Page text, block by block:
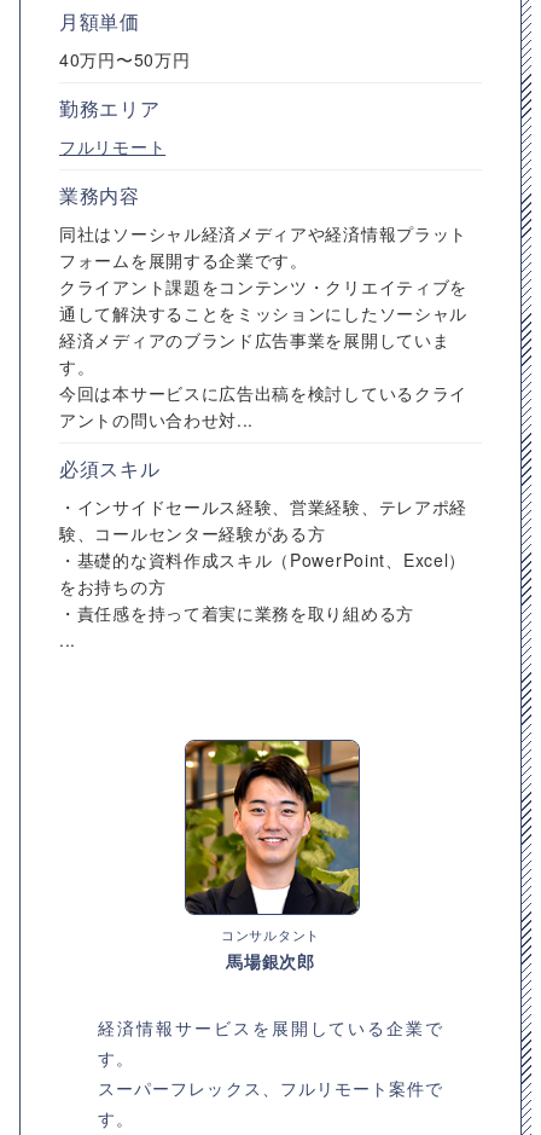
月額単価
40万円〜50万円
勤務エリア
フルリモート
業務内容
同社はソーシャル経済メディアや経済情報プラット
フォームを展開する企業です。
クライアント課題をコンテンツ・クリエイティブを
通して解決することをミッションにしたソーシャル
経済メディアのブランド広告事業を展開していま
す。
今回は本サービスに広告出稿を検討しているクライ
アントの問い合わせ対...
必須スキル
・インサイドセールス経験、営業経験、テレアポ経
験、コールセンター経験がある方
・基礎的な資料作成スキル（PowerPoint、Excel）
をお持ちの方
・責任感を持って着実に業務を取り組める方
...
コンサルタント
馬場銀次郎
経済情報サービスを展開している企業で
す。
スーパーフレックス、フルリモート案件で
す。